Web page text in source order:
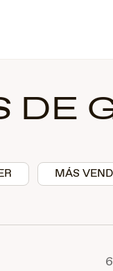
DE
MÁS